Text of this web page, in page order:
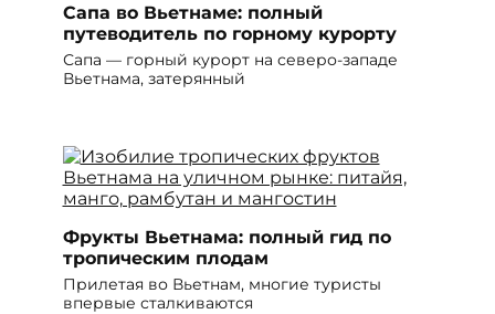
Сапа во Вьетнаме: полный
путеводитель по горному курорту
Сапа — горный курорт на северо-западе
Вьетнама, затерянный
Фрукты Вьетнама: полный гид по
тропическим плодам
Прилетая во Вьетнам, многие туристы
впервые сталкиваются